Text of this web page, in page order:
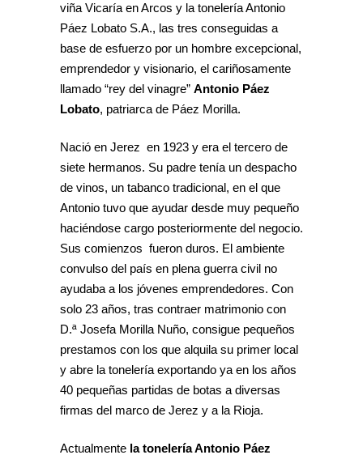
viña Vicaría en Arcos y la tonelería Antonio
Páez Lobato S.A., las tres conseguidas a
base de esfuerzo por un hombre excepcional,
emprendedor y visionario, el cariñosamente
llamado “rey del vinagre” Antonio Páez
Lobato, patriarca de Páez Morilla.
Nació en Jerez en 1923 y era el tercero de
siete hermanos. Su padre tenía un despacho
de vinos, un tabanco tradicional, en el que
Antonio tuvo que ayudar desde muy pequeño
haciéndose cargo posteriormente del negocio.
Sus comienzos fueron duros. El ambiente
convulso del país en plena guerra civil no
ayudaba a los jóvenes emprendedores. Con
solo 23 años, tras contraer matrimonio con
D.ª Josefa Morilla Nuño, consigue pequeños
prestamos con los que alquila su primer local
y abre la tonelería exportando ya en los años
40 pequeñas partidas de botas a diversas
firmas del marco de Jerez y a la Rioja.
Actualmente la tonelería Antonio Páez